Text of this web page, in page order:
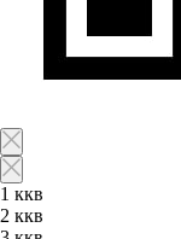
1 ккв
2 ккв